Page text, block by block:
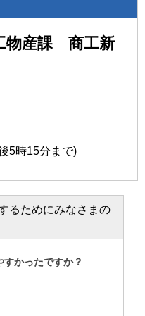
物産課 商工新
5時15分まで)
るためにみなさまの
かったですか？